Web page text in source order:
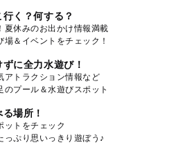
く？何する？
夏休みのお出かけ情報満載
場＆イベントをチェック！
に全力水遊び！
アトラクション情報など
のプール＆水遊びスポット
場所！
ットをチェック
っぷり思いっきり遊ぼう♪